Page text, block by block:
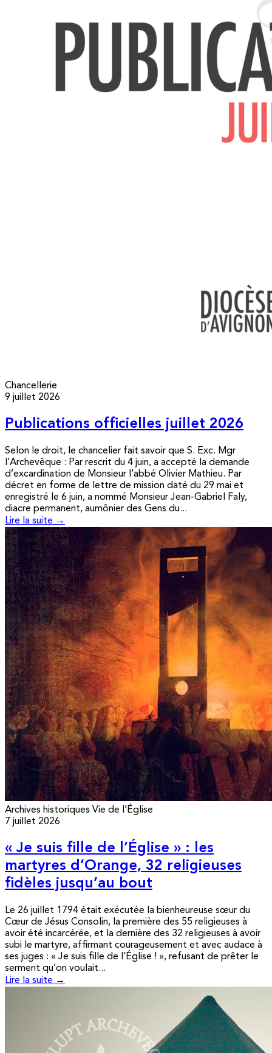
Chancellerie
9 juillet 2026
Publications officielles juillet 2026
Selon le droit, le chancelier fait savoir que S. Exc. Mgr
l’Archevêque : Par rescrit du 4 juin, a accepté la demande
d’excardination de Monsieur l’abbé Olivier Mathieu. Par
décret en forme de lettre de mission daté du 29 mai et
enregistré le 6 juin, a nommé Monsieur Jean-Gabriel Faly,
diacre permanent, aumônier des Gens du...
Lire la suite →
Archives historiques Vie de l’Église
7 juillet 2026
« Je suis fille de l’Église » : les
martyres d’Orange, 32 religieuses
fidèles jusqu’au bout
Le 26 juillet 1794 était exécutée la bienheureuse sœur du
Cœur de Jésus Consolin, la première des 55 religieuses à
avoir été incarcérée, et la dernière des 32 religieuses à avoir
subi le martyre, affirmant courageusement et avec audace à
ses juges : « Je suis fille de l’Église ! », refusant de prêter le
serment qu’on voulait...
Lire la suite →